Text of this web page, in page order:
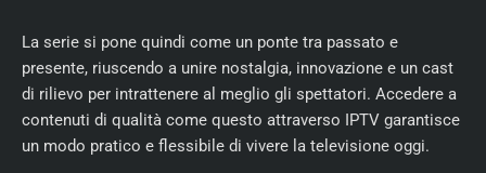
La serie si pone quindi come un ponte tra passato e
presente, riuscendo a unire nostalgia, innovazione e un cast
di rilievo per intrattenere al meglio gli spettatori. Accedere a
contenuti di qualità come questo attraverso IPTV garantisce
un modo pratico e flessibile di vivere la televisione oggi.